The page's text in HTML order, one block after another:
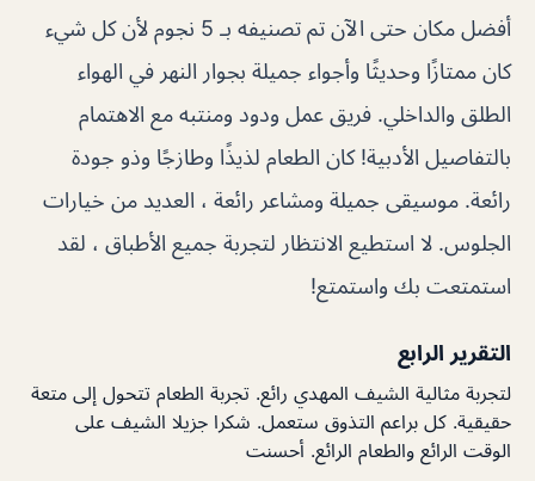
أفضل مكان حتى الآن تم تصنيفه بـ 5 نجوم لأن كل شيء
كان ممتازًا وحديثًا وأجواء جميلة بجوار النهر في الهواء
الطلق والداخلي. فريق عمل ودود ومنتبه مع الاهتمام
بالتفاصيل الأدبية! كان الطعام لذيذًا وطازجًا وذو جودة
رائعة. موسيقى جميلة ومشاعر رائعة ، العديد من خيارات
الجلوس. لا استطيع الانتظار لتجربة جميع الأطباق ، لقد
استمتعت بك واستمتع!
التقرير الرابع
لتجربة مثالية الشيف المهدي رائع. تجربة الطعام تتحول إلى متعة
حقيقية. كل براعم التذوق ستعمل. شكرا جزيلا الشيف على
الوقت الرائع والطعام الرائع. أحسنت